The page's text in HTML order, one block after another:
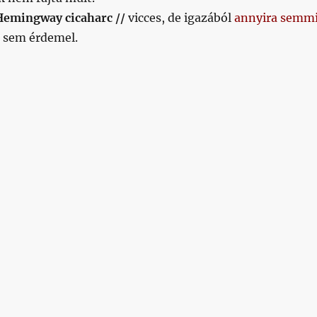
cicaharc // vicces, de igazából annyira
érdemel.